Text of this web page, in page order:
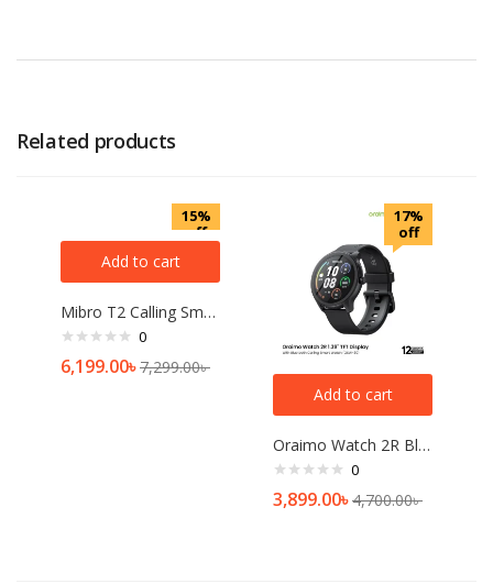
Related products
15%
off
Add to cart
Mibro T2 Calling Smart Watch (2ATM Waterproof)
0
6,199.00৳7,299.00৳
17%
off
Add to cart
Oraimo Watch 2R Bluetooth Calling Smart Watch(OSW-30)
0
3,899.00৳4,700.00৳